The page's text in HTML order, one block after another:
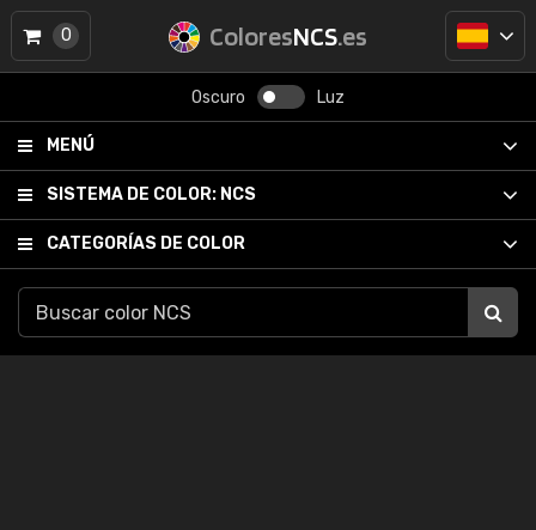
ColoresNCS.es
Oscuro Luz
MENÚ
SISTEMA DE COLOR: NCS
CATEGORÍAS DE COLOR
0